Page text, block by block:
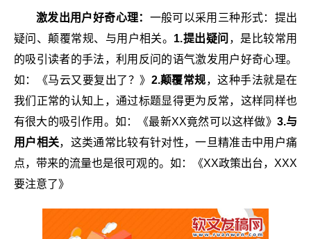
激发出用户好奇心理： 一般可以采用三种形式：提出
疑问、颠覆常规、与用户相关。 1.提出疑问 ，是比较常用
的吸引读者的手法，利用反问的语气激发用户好奇心理。
如：《马云又要复出了？》 2.颠覆常规，这种手法就是在
我们正常的认知上，通过标题显得更为反常，这样同样也
有很大的吸引作用。如：《最新XX竟然可以这样做》 3.与
用户相关，这类通常比较有针对性，一旦精准击中用户痛
点，带来的流量也是很可观的。如：《XX政策出台，XXX
要注意了》